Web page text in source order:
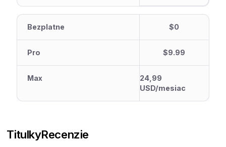
Bezplatne $0
Pro $9.99
Max
24,99
USD/mesiac
TitulkyRecenzie